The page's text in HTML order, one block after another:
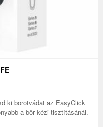
ki borotvádat az EasyClick
a bőr kézi tisztításánál.